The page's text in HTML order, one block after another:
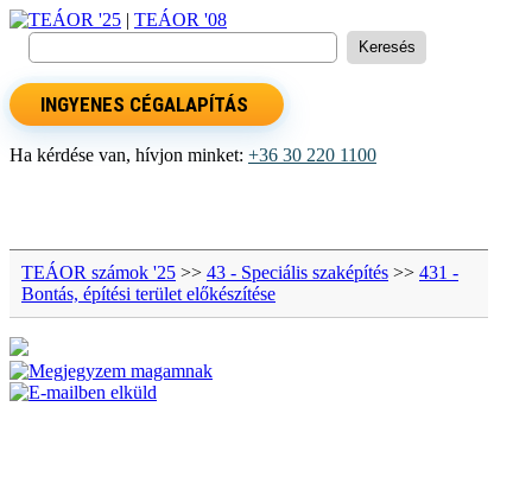
TEÁOR '25 | TEÁOR '08
INGYENES CÉGALAPÍTÁS
Ha kérdése van, hívjon minket: +36 30 220 1100
TEÁOR számok '25 >> 43 - Speciális szaképítés >> 431 -
Bontás, építési terület előkészítése